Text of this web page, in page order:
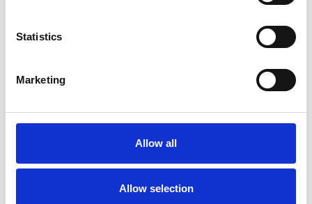
Statistics
Marketing
Allow all
Allow selection
Aktuellt
för en värld utan hunger.
The Hunger Project Sverige lanserar för fjärde året sin
julkampanj Årets Julvärld – en värld utan hunger. I år kan
du…